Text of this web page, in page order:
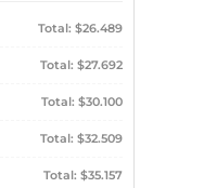
Total: $26.489
Total: $27.692
Total: $30.100
Total: $32.509
Total: $35.157